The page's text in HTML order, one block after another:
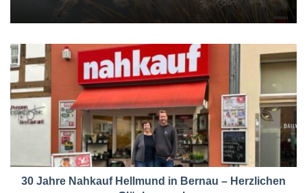
30 Jahre Nahkauf Hellmund in Bernau – Herzlichen